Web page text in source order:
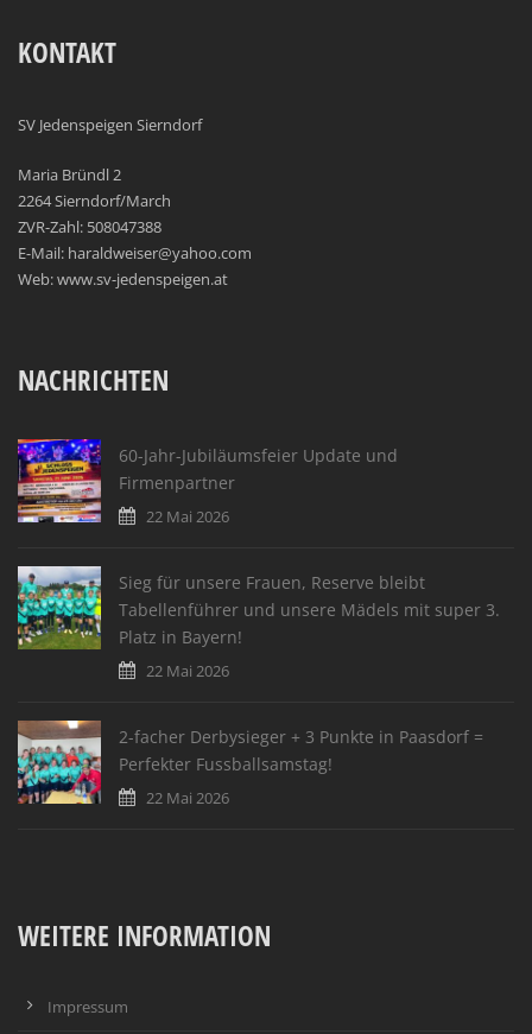
KONTAKT
SV Jedenspeigen Sierndorf
Maria Bründl 2
2264 Sierndorf/March
ZVR-Zahl: 508047388
E-Mail: haraldweiser@yahoo.com
Web: www.sv-jedenspeigen.at
NACHRICHTEN
60-Jahr-Jubiläumsfeier Update und
Firmenpartner
22 Mai 2026
Sieg für unsere Frauen, Reserve bleibt
Tabellenführer und unsere Mädels mit super 3.
Platz in Bayern!
22 Mai 2026
2-facher Derbysieger + 3 Punkte in Paasdorf =
Perfekter Fussballsamstag!
22 Mai 2026
WEITERE INFORMATION
Impressum